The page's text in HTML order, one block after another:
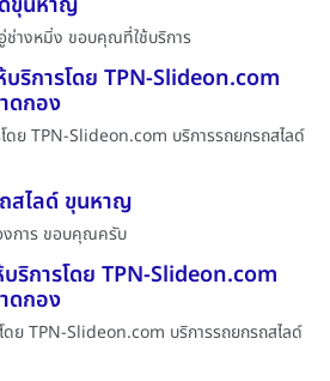
างหมิ่ง ขอบคุณที่ใช้บริการ
บริการโดย TPN-Slideon.com
ดกอง
โดย TPN-Slideon.com บริการรถยกรถสไลด์
สไลด์ ขุนหาญ
การ ขอบคุณครับ
ริการโดย TPN-Slideon.com
ดกอง
ดย TPN-Slideon.com บริการรถยกรถสไลด์